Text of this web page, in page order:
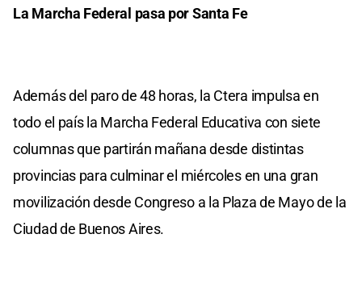
La Marcha Federal pasa por Santa Fe
Además del paro de 48 horas, la Ctera impulsa en
todo el país la Marcha Federal Educativa con siete
columnas que partirán mañana desde distintas
provincias para culminar el miércoles en una gran
movilización desde Congreso a la Plaza de Mayo de la
Ciudad de Buenos Aires.